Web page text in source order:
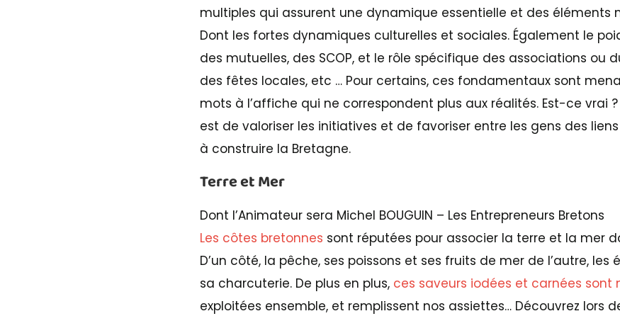
multiples qui assurent une dynamique essentielle et des éléments
Dont les fortes dynamiques culturelles et sociales. Également le
des mutuelles, des SCOP, et le rôle spécifique des associations ou
des fêtes locales, etc … Pour certains, ces fondamentaux sont
mots à l’affiche qui ne correspondent plus aux réalités. Est-ce vrai ?
est de valoriser les initiatives et de favoriser entre les gens des
à construire la Bretagne.
Terre et Mer
Dont l’Animateur sera Michel BOUGUIN – Les Entrepreneurs Bretons
Les côtes bretonnes sont réputées pour associer la terre et la mer
D’un côté, la pêche, ses poissons et ses fruits de mer de l’autre, les
sa charcuterie. De plus en plus, ces saveurs iodées et carnées sont
exploitées ensemble, et remplissent nos assiettes… Découvrez lors